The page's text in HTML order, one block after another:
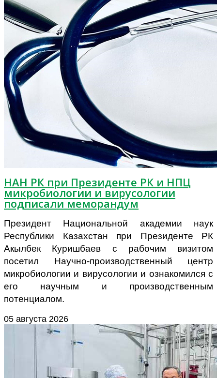
НАН РК при Президенте РК и НПЦ
микробиологии и вирусологии
подписали меморандум
Президент Национальной академии наук
Республики Казахстан при Президенте РК
Акылбек Куришбаев с рабочим визитом
посетил Научно-производственный центр
микробиологии и вирусологии и ознакомился с
его научным и производственным
потенциалом.
05 августа 2026